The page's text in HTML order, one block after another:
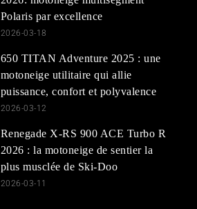
Polaris par excellence
2026-03-18
650 TITAN Adventure 2025 : une
motoneige utilitaire qui allie
puissance, confort et polyvalence
2026-03-12
Renegade X-RS 900 ACE Turbo R
2026 : la motoneige de sentier la
plus musclée de Ski-Doo
2026-03-11